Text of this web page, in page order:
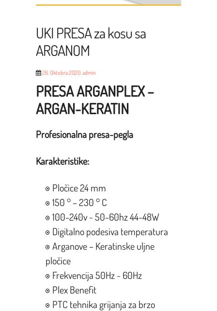
UKI PRESA za kosu sa
ARGANOM
26. Oktobra 2020. admin
PRESAARGANPLEX –
ARGAN-KERATIN
Profesionalna presa-pegla
Karakteristike:
Pločice 24 mm
150 ° – 230 ° C
100-240v ~ 50-60hz 44-48W
Digitalno podesiva temperatura
Arganove – Keratinske uljne
pločice
Frekvencija 50Hz ~ 60Hz
Plex Benefit
PTC tehnika grijanja za brzo